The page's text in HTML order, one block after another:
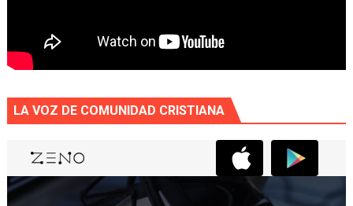
LA VOZ DE COMUNIDAD CRISTIANA